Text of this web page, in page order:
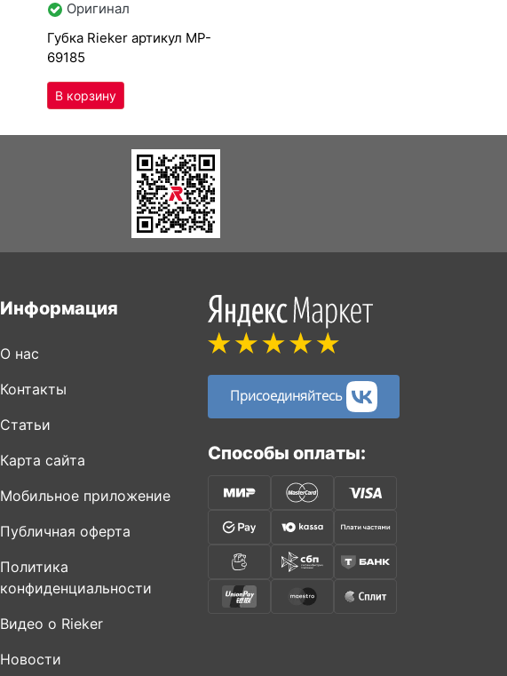
Оригинал
губ­ка Ri­eker артикул MP-
69185
Информация
О нас
Контакты
Статьи
Карта сайта
Мобильное приложение
Публичная оферта
Политика
конфиденциальности
Видео о Rieker
Новости
Присоединяйтесь
Способы оплаты: